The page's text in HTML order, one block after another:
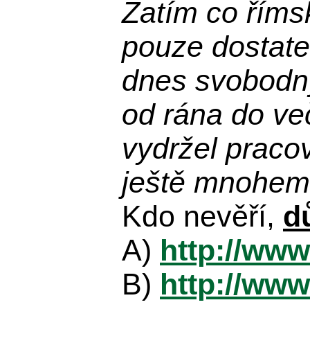
Zatím co
pouze
dnes
od rána do
vydržel
ještě
Kdo nevěří,
A) http://
B) http://